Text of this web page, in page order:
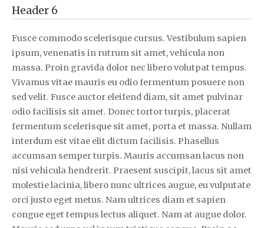
Header 6
Fusce commodo scelerisque cursus. Vestibulum sapien
ipsum, venenatis in rutrum sit amet, vehicula non
massa. Proin gravida dolor nec libero volutpat tempus.
Vivamus vitae mauris eu odio fermentum posuere non
sed velit. Fusce auctor eleifend diam, sit amet pulvinar
odio facilisis sit amet. Donec tortor turpis, placerat
fermentum scelerisque sit amet, porta et massa. Nullam
interdum est vitae elit dictum facilisis. Phasellus
accumsan semper turpis. Mauris accumsan lacus non
nisi vehicula hendrerit. Praesent suscipit, lacus sit amet
molestie lacinia, libero nunc ultrices augue, eu vulputate
orci justo eget metus. Nam ultrices diam et sapien
congue eget tempus lectus aliquet. Nam at augue dolor.